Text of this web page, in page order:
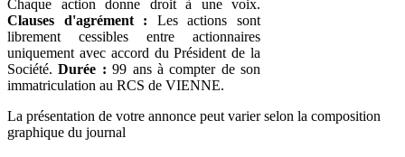
Chaque action donne droit à une voix.
Clauses d'agrément : Les actions sont
librement cessibles entre actionnaires
uniquement avec accord du Président de la
Société.Durée : 99 ans à compter de son
immatriculation au RCS de VIENNE.
La présentation de votre annonce peut varier selon la composition
graphique du journal